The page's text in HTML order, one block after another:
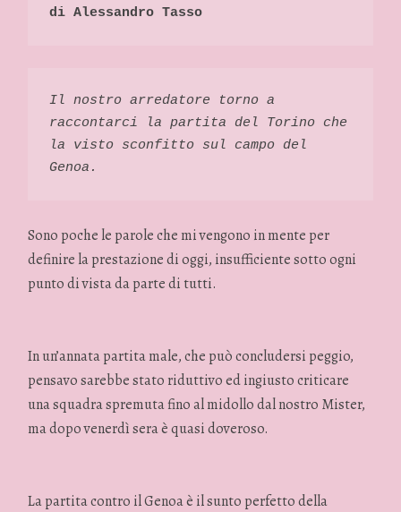
di Alessandro Tasso
Il nostro arredatore torno a
raccontarci la partita del Torino che
la visto sconfitto sul campo del
Genoa.
Sono poche le parole che mi vengono in mente per
definire la prestazione di oggi, insufficiente sotto ogni
punto di vista da parte di tutti.
In un’annata partita male, che può concludersi peggio,
pensavo sarebbe stato riduttivo ed ingiusto criticare
una squadra spremuta fino al midollo dal nostro Mister,
ma dopo venerdì sera è quasi doveroso.
La partita contro il Genoa è il sunto perfetto della